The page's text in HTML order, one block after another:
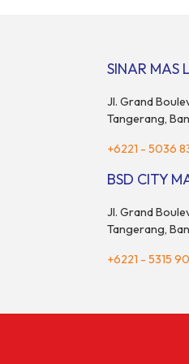
Green Pathway.SINAR MAS
Jl. Grand
Tangerang,
+6221 - 5036
BSD CITY
Jl. Grand
Tangerang,
+6221 - 5315